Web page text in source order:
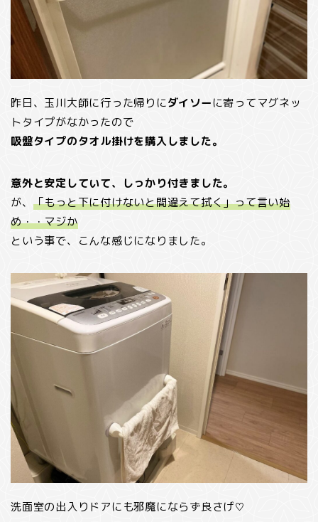
昨日、玉川大師に行った帰りにダイソーに寄ってマグネッ
トタイプがなかったので
吸盤タイプのタオル掛けを購入しました。
意外と安定していて、しっかり付きました。
が、 「もっと下に付けないと間違えて拭く」って言い始
め・・マジか
という事で、こんな感じになりました。
洗面室の出入りドアにも邪魔にならず良さげ♡